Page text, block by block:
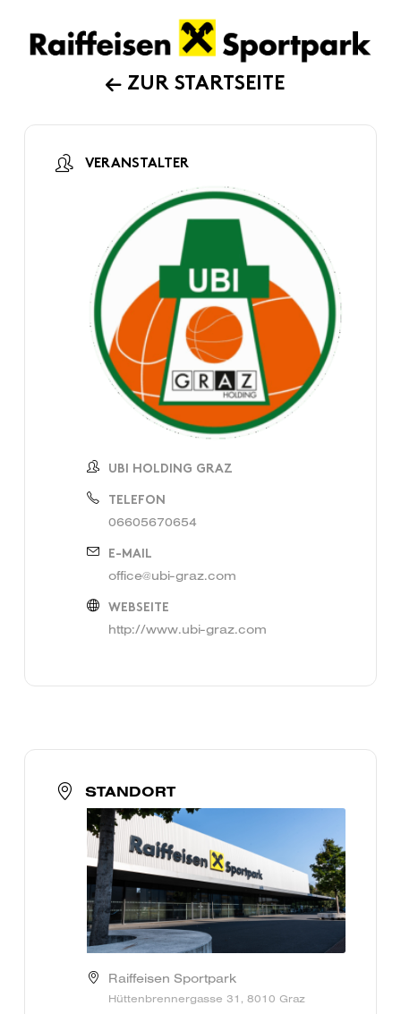
ZUR STARTSEITE
VERANSTALTER
UBI HOLDING GRAZ
TELEFON
06605670654
E-MAIL
office@ubi-graz.com
WEBSEITE
http://www.ubi-graz.com
STANDORT
Raiffeisen Sportpark
Hüttenbrennergasse 31, 8010 Graz